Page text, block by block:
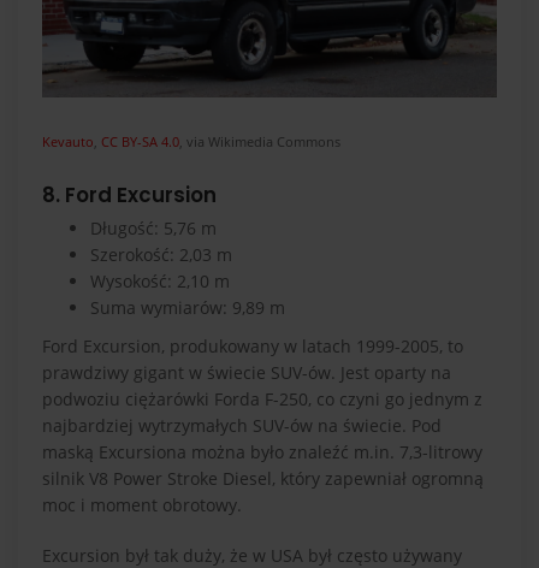
Kevauto CC BY-SA 4.0 , via Wikimedia Commons
8. Ford Excursion
Długość: 5,76 m
Szerokość: 2,03 m
Wysokość: 2,10 m
Suma wymiarów: 9,89 m
Ford Excursion, produkowany w latach 1999-2005, to
prawdziwy gigant w świecie SUV-ów. Jest oparty na
podwoziu ciężarówki Forda F-250, co czyni go jednym z
najbardziej wytrzymałych SUV-ów na świecie. Pod
maską Excursiona można było znaleźć m.in. 7,3-litrowy
silnik V8 Power Stroke Diesel, który zapewniał ogromną
moc i moment obrotowy.
Excursion był tak duży, że w USA był często używany